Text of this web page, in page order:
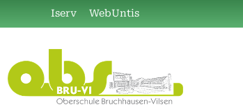
Iserv WebUntis